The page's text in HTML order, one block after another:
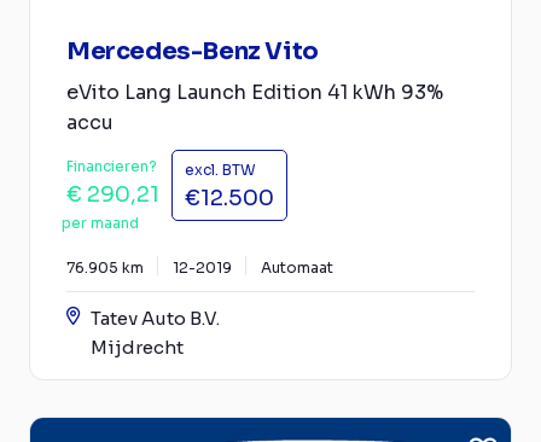
Mercedes-Benz Vito
eVito Lang Launch Edition 41 kWh 93%
accu
Financieren?
€ 290,21
per maand
excl. BTW
€12.500
76.905 km 12-2019 Automaat
Tatev Auto B.V.
Mijdrecht